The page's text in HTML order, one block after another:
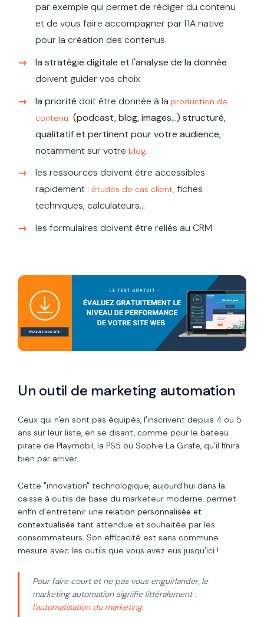
par exemple qui permet de rédiger du contenu
et de vous faire accompagner par l'IA native
pour la création des contenus.
la stratégie digitale et l'analyse de la donnée
doivent guider vos choix
la priorité doit être donnée à la production de
contenu (podcast, blog, images...) structuré,
qualitatif et pertinent pour votre audience,
notamment sur votre blog.
les ressources doivent être accessibles
rapidement : études de cas client, fiches
techniques, calculateurs...
les formulaires doivent être reliés au CRM
Un outil de marketing automation
Ceux qui n'en sont pas équipés, l'inscrivent depuis 4 ou 5
ans sur leur liste, en se disant, comme pour le bateau
pirate de Playmobil, la PS5 ou Sophie La Girafe, qu'il finira
bien par arriver.
Cette "innovation" technologique, aujourd'hui dans la
caisse à outils de base du marketeur moderne, permet
enfin d’entretenir une relation personnalisée et
contextualisée tant attendue et souhaitée par les
consommateurs. Son efficacité est sans commune
mesure avec les outils que vous avez eus jusqu'ici !
Pour faire court et ne pas vous enguirlander, le
marketing automation signifie littéralement:
l'automatisation du marketing.